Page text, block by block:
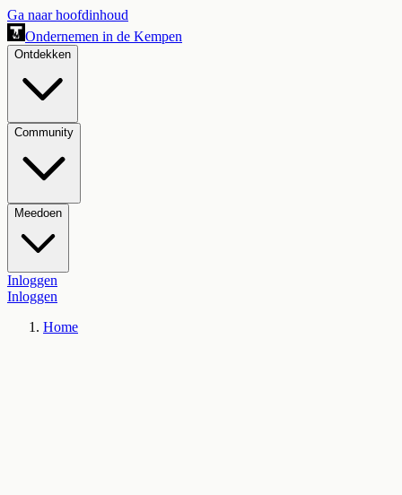
Ga naar hoofdinhoud
Ondernemen in de Kempen
Ontdekken
Community
Meedoen
Inloggen
Inloggen
Home